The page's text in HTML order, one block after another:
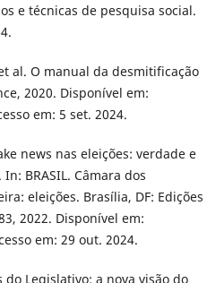
e técnicas de pesquisa social.
al. O manual da desmitificação
2020. Disponível em:
em: 5 set. 2024.
news nas eleições: verdade e
BRASIL. Câmara dos
eleições. Brasília, DF: Edições
2022. Disponível em:
em: 29 out. 2024.
do Legislativo: a nova visão do